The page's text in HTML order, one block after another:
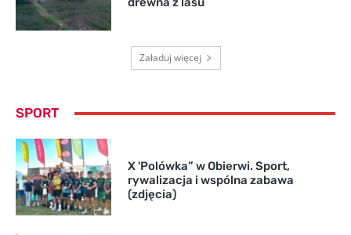
Załaduj więcej
SPORT
X 'Polówka” w Obierwi. Sport,
rywalizacja i wspólna zabawa
(zdjęcia)